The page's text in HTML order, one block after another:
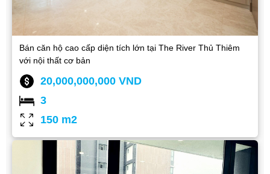
Bán căn hộ cao cấp diện tích lớn tại The River Thủ Thiêm
với nội thất cơ bản
20,000,000,000 VND
3
150 m2